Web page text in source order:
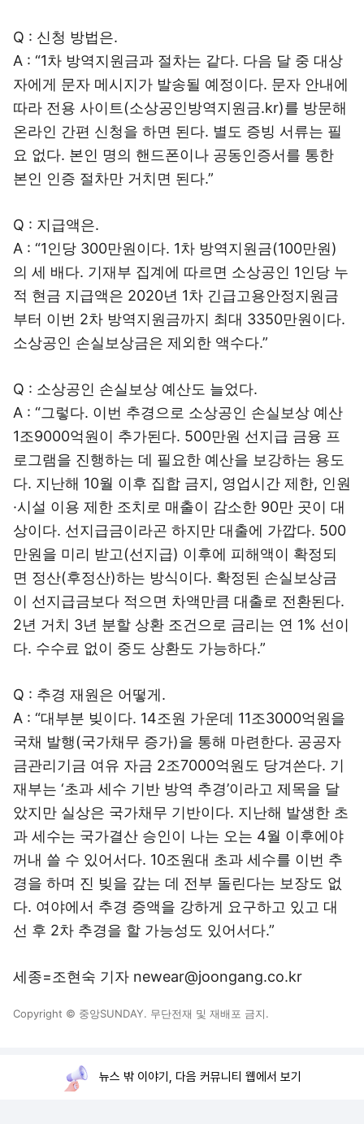
Q : 신청 방법은.
A : “1차 방역지원금과 절차는 같다. 다음 달 중 대상
자에게 문자 메시지가 발송될 예정이다. 문자 안내에
따라 전용 사이트(소상공인방역지원금.kr)를 방문해
온라인 간편 신청을 하면 된다. 별도 증빙 서류는 필
요 없다. 본인 명의 핸드폰이나 공동인증서를 통한
본인 인증 절차만 거치면 된다.”
Q : 지급액은.
A : “1인당 300만원이다. 1차 방역지원금(100만원)
의 세 배다. 기재부 집계에 따르면 소상공인 1인당 누
적 현금 지급액은 2020년 1차 긴급고용안정지원금
부터 이번 2차 방역지원금까지 최대 3350만원이다.
소상공인 손실보상금은 제외한 액수다.”
Q : 소상공인 손실보상 예산도 늘었다.
A : “그렇다. 이번 추경으로 소상공인 손실보상 예산
1조9000억원이 추가된다. 500만원 선지급 금융 프
로그램을 진행하는 데 필요한 예산을 보강하는 용도
다. 지난해 10월 이후 집합 금지, 영업시간 제한, 인원
·시설 이용 제한 조치로 매출이 감소한 90만 곳이 대
상이다. 선지급금이라곤 하지만 대출에 가깝다. 500
만원을 미리 받고(선지급) 이후에 피해액이 확정되
면 정산(후정산)하는 방식이다. 확정된 손실보상금
이 선지급금보다 적으면 차액만큼 대출로 전환된다.
2년 거치 3년 분할 상환 조건으로 금리는 연 1% 선이
다. 수수료 없이 중도 상환도 가능하다.”
Q : 추경 재원은 어떻게.
A : “대부분 빚이다. 14조원 가운데 11조3000억원을
국채 발행(국가채무 증가)을 통해 마련한다. 공공자
금관리기금 여유 자금 2조7000억원도 당겨쓴다. 기
재부는 ‘초과 세수 기반 방역 추경’이라고 제목을 달
았지만 실상은 국가채무 기반이다. 지난해 발생한 초
과 세수는 국가결산 승인이 나는 오는 4월 이후에야
꺼내 쓸 수 있어서다. 10조원대 초과 세수를 이번 추
경을 하며 진 빚을 갚는 데 전부 돌린다는 보장도 없
다. 여야에서 추경 증액을 강하게 요구하고 있고 대
선 후 2차 추경을 할 가능성도 있어서다.”
세종=조현숙 기자 newear@joongang.co.kr
Copyright © 중앙SUNDAY. 무단전재 및 재배포 금지.
뉴스 밖 이야기, 다음 커뮤니티 웹에서 보기